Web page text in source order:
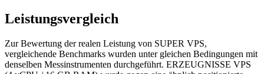
Leistungsvergleich
Zur Bewertung der realen Leistung von SUPER VPS,
vergleichende Benchmarks wurden unter gleichen Bedingungen mit
denselben Messinstrumenten durchgeführt. ERZEUGNISSE VPS